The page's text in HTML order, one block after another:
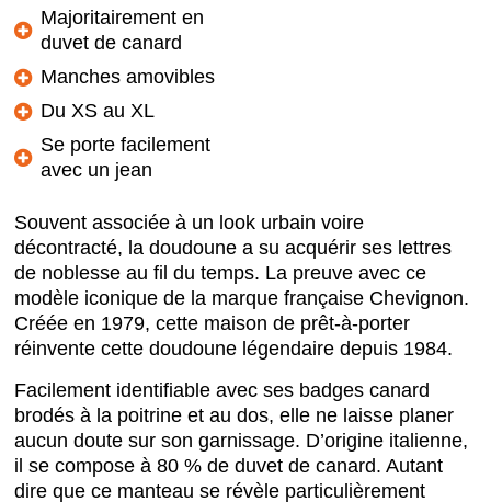
Majoritairement en
duvet de canard
Manches amovibles
Du XS au XL
Se porte facilement
avec un jean
Souvent associée à un look urbain voire
décontracté, la doudoune a su acquérir ses lettres
de noblesse au fil du temps. La preuve avec ce
modèle iconique de la marque française Chevignon.
Créée en 1979, cette maison de prêt-à-porter
réinvente cette doudoune légendaire depuis 1984.
Facilement identifiable avec ses badges canard
brodés à la poitrine et au dos, elle ne laisse planer
aucun doute sur son garnissage. D’origine italienne,
il se compose à 80 % de duvet de canard. Autant
dire que ce manteau se révèle particulièrement